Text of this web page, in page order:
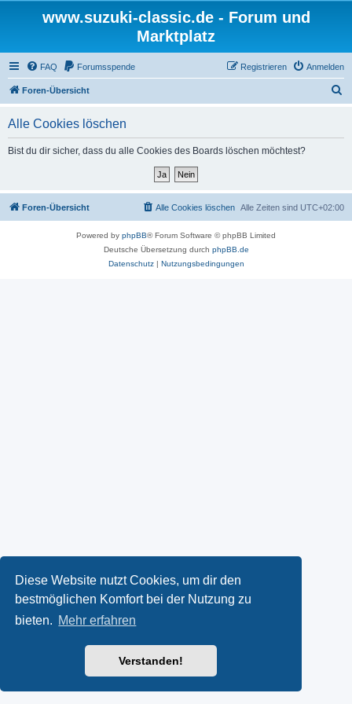
Diese Website nutzt Cookies, um dir den
bestmöglichen Komfort bei der Nutzung zu
bieten. Mehr erfahren
Verstanden!
www.suzuki-classic.de - Forum und
Marktplatz
FAQ Forumsspende Anmelden
Registrieren
Foren-Übersicht
Alle Cookies löschen
Bist du dir sicher, dass du alle Cookies des Boards löschen möchtest?
Foren-Übersicht Alle Zeiten sind UTC+02:00
Alle Cookies löschen
Powered by phpBB® Forum Software © phpBB Limited
Deutsche Übersetzung durch phpBB.de
Datenschutz| Nutzungsbedingungen